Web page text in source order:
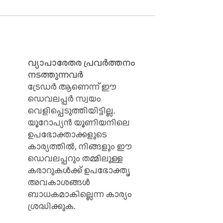
on certain websites as they may use
instructions.
വ്യാപാരേതര പ്രവർത്തനം
നടത്തുന്നവർ
ട്രേഡർ ആണെന്ന് ഈ
ഡെവലപ്പർ സ്വയം
വെളിപ്പെടുത്തിയിട്ടില്ല.
യൂറോപ്യൻ യൂണിയനിലെ
ഉപഭോക്താക്കളുടെ
കാര്യത്തിൽ, നിങ്ങളും ഈ
ഡെവലപ്പറും തമ്മിലുള്ള
കരാറുകൾക്ക് ഉപഭോക്തൃ
അവകാശങ്ങൾ
ബാധകമാകില്ലെന്ന കാര്യം
ശ്രദ്ധിക്കുക.